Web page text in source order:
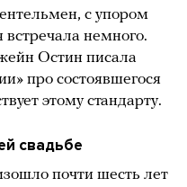
с упором
немного.
Остин писала
про состоявшегося
этому стандарту.
свадьбе
почти шесть лет